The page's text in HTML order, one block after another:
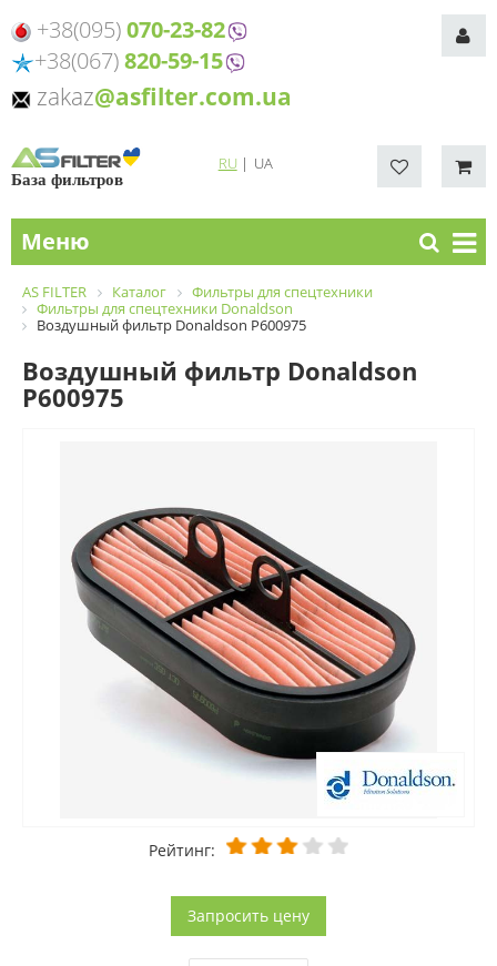
+38(095)070-23-82
+38(067)820-59-15
zakaz@asfilter.com.ua
База фильтров
RU| UA
Меню
AS FILTER Каталог
Фильтры для спецтехники
Фильтры для спецтехники Donaldson
Воздушный фильтр Donaldson P600975
Воздушный фильтр Donaldson
P600975
Рейтинг:
Запросить цену